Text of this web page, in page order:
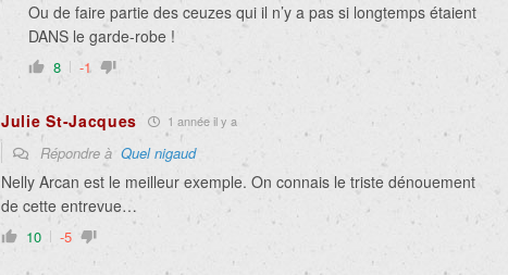
Ou de faire partie des ceuzes qui il n’y a pas si longtemps étaient
DANS le garde-robe !
8 -1
Julie St-Jacques 1 année il y a
Répondre à Quel nigaud
Nelly Arcan est le meilleur exemple. On connais le triste dénouement
de cette entrevue…
10 -5